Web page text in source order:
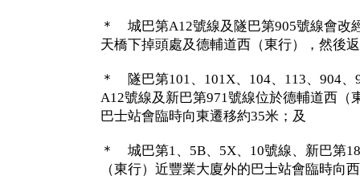
＊ 城巴第A12號線及隧巴第905號線會改
天橋下掉頭處及德輔道西（東行），然後
＊ 隧巴第101、101X、104、113、904、
A12號線及新巴第971號線位於德輔道西（
巴士站會臨時向東遷移約35米；及
＊ 城巴第1、5B、5X、10號線、新巴第
（東行）近豐業大廈外的巴士站會臨時向